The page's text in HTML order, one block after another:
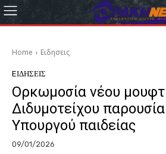
Home Eιδησεις
EΙΔΗΣΕΙΣ
Ορκωμοσία νέου
Διδυμοτείχου
Υπουργού παιδείας
09/01/2026